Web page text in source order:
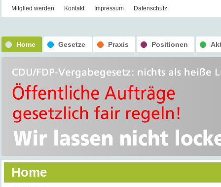
Mitglied werden Kontakt Impressum Datenschutz
Home Gesetze Praxis Positionen
Home